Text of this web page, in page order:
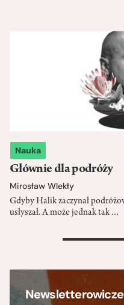
Nauka
Głównie dla podróży
Mirosław Wlekły
Gdyby Halik zaczynał
usłyszał. A może jednak tak…
>
Newsletterowicze